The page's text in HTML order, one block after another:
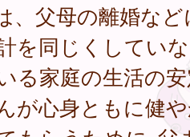
、父母の離婚な
を同じくしてい
る家庭の生活の
が心身ともに健